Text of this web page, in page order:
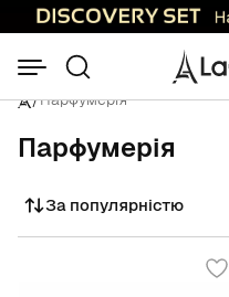
/Парфумерія
Парфумерія
Сортувати
За популярністю